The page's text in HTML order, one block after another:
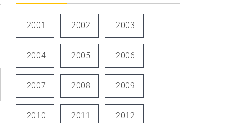
2001 2002 2003
2004 2005 2006
2007 2008 2009
2010 2011 2012